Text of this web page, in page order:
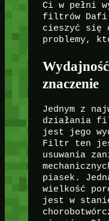
Ci w pełni
filtrów Dafi.
cieszyć się
problemy,
znaczenie
Jednym z
działania
jest jego
Filtr ten
usuwania
piasek.
wielkość
jest w